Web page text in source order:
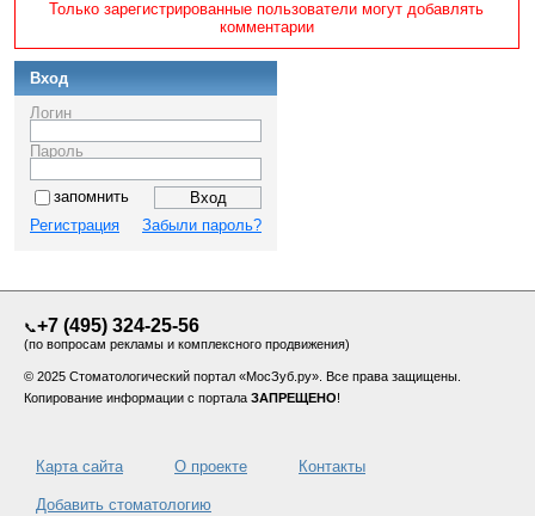
Только зарегистрированные пользователи могут добавлять
комментарии
Вход
Логин
Пароль
запомнить
Регистрация
Забыли пароль?
📞+7 (495) 324-25-56
(по вопросам рекламы и комплексного продвижения)
© 2025 Стоматологический портал «МосЗуб.ру». Все права защищены.
Копирование информации с портала ЗАПРЕЩЕНО!
Карта сайта О проекте Контакты
Добавить стоматологию